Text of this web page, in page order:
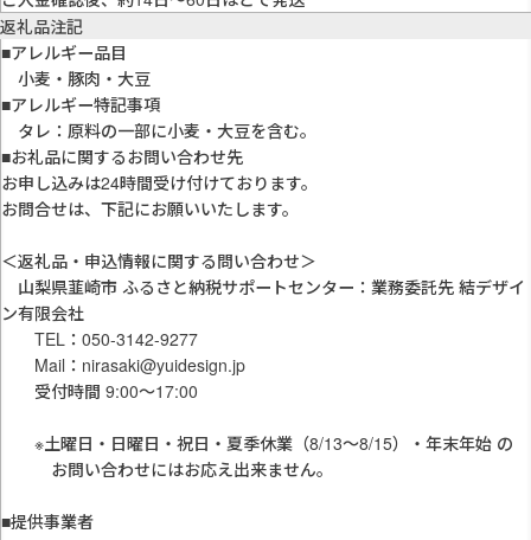
返礼品注記
■アレルギー品目
小麦・豚肉・大豆
■アレルギー特記事項
タレ：原料の一部に小麦・大豆を含む。
■お礼品に関するお問い合わせ先
お申し込みは24時間受け付けております。
お問合せは、下記にお願いいたします。
＜返礼品・申込情報に関する問い合わせ＞
山梨県韮崎市 ふるさと納税サポートセンター：業務委託先 結デザイ
ン有限会社
TEL：050-3142-9277
Mail：nirasaki@yuidesign.jp
受付時間 9:00〜17:00
※土曜日・日曜日・祝日・夏季休業（8/13〜8/15）・年末年始 の
お問い合わせにはお応え出来ません。
■提供事業者